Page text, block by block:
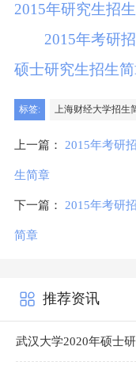
2015年研究生招
2015年考研
硕士研究生招生
标签: 上海财经大学招生
上一篇： 2015年考研
生简章
下一篇： 2015年考研
简章
推荐资讯
武汉大学2020年硕士